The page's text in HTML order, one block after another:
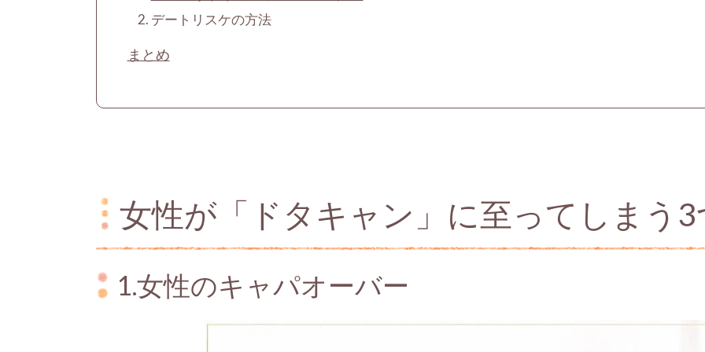
デートリスケの方法
まとめ
女性が「ドタキャン」に至ってしまう
1.女性のキャパオーバー